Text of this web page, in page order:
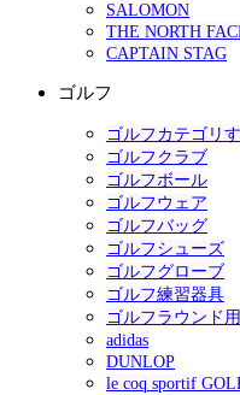
SALOMON
THE NORTH
CAPTAIN STAG
ゴルフ
ゴルフカテゴリ
ゴルフクラブ
ゴルフボール
ゴルフウェア
ゴルフバッグ
ゴルフシューズ
ゴルフグローブ
ゴルフ練習器具
ゴルフラウンド
adidas
DUNLOP
le coq sportif